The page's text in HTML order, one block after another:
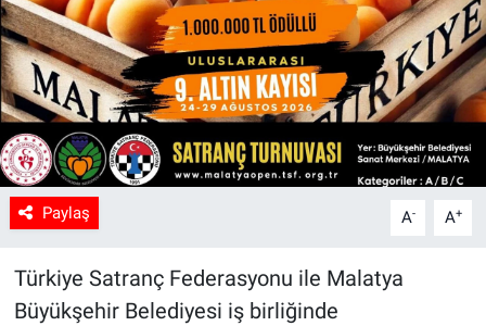
Paylaş A- A+
Türkiye Satranç Federasyonu ile Malatya
Büyükşehir Belediyesi iş birliğinde